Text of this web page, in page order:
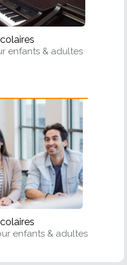
enfants & adultes
enfants & adultes